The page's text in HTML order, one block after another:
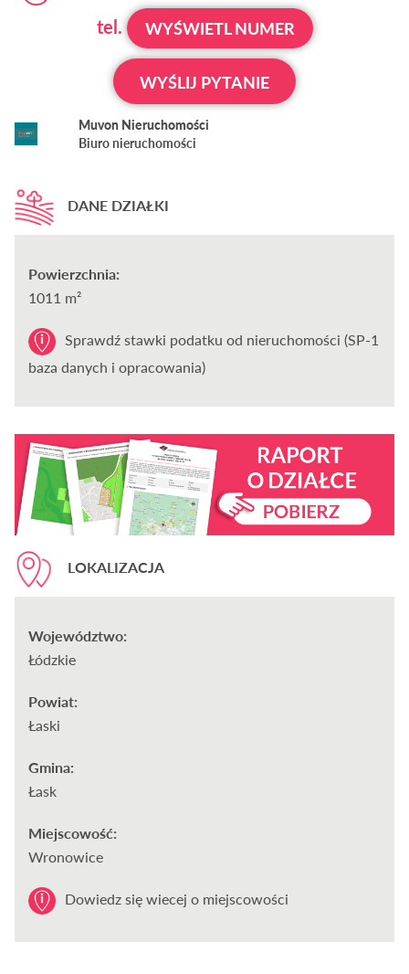
tel.
WYŚWIETL NUMER
WYŚLIJ PYTANIE
Muvon Nieruchomości
Biuro nieruchomości
DANE DZIAŁKI
Powierzchnia:
1011 m²
Sprawdź stawki podatku od nieruchomości (SP-1
baza danych i opracowania)
LOKALIZACJA
Województwo:
Łódzkie
Powiat:
Łaski
Gmina:
Łask
Miejscowość:
Wronowice
Dowiedz się wiecej o miejscowości